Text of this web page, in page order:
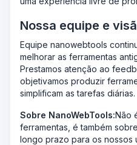
Nossa equipe e
Equipe nanowebtools
melhorar as ferramentas
Prestamos atenção ao
objetivamos produzir
simplificam as tarefas diárias.
Sobre NanoWebTools:Não
ferramentas, é também
longo prazo para os nossos